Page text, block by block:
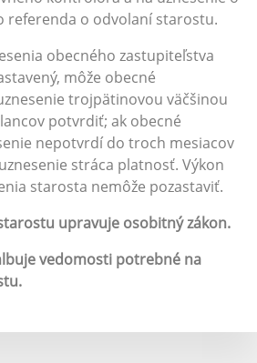
referenda o odvolaní starostu.
obecného zastupiteľstva
môže obecné
trojpätinovou väčšinou
potvrdiť; ak obecné
nepotvrdí do troch mesiacov
stráca platnosť. Výkon
starosta nemôže pozastaviť.
upravuje osobitný zákon.
vedomosti potrebné na